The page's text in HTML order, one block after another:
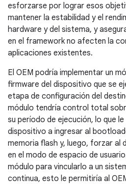
esforzarse por lograr esos
mantener la estabilidad y el
hardware y del sistema, y
en el framework no afecten la
aplicaciones existentes.
El OEM podría implementar un
firmware del dispositivo que se
etapa de configuración del
módulo tendría control total
su período de ejecución, lo que
dispositivo a ingresar al
memoria flash y, luego, forzar al
en el modo de espacio de
módulo para vincularlo a un
continua, esto le permitiría al